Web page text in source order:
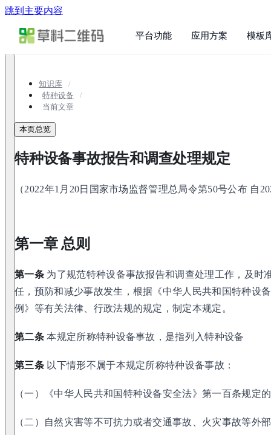
跳到主要内容
平台功能 应用方案 模板
知识库
特种设备
当前文章
本页总览
特种设备事故报告和调查处理规定
（2022年1月20日国家市场监督管理总局令第50号公布 自
第一章 总则
第一条为了规范特种设备事故报告和调查处理工作，及时
任，预防和减少事故发生，根据《中华人民共和国特种设
例》等有关法律、行政法规的规定，制定本规定。
第二条本规定所称特种设备事故，是指列入特种设备
第三条以下情形不属于本规定所称特种设备事故：
（一）《中华人民共和国特种设备安全法》第一百条规定
（二）自然灾害等不可抗力或者交通事故、火灾事故等外